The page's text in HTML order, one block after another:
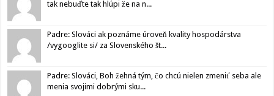
tak nebuďte tak hlúpi že na n...
Padre: Slováci ak poznáme úroveň kvality hospodárstva
/vygooglite si/ za Slovenského št...
Padre: Slováci, Boh žehná tým, čo chcú nielen zmeniť seba ale
menia svojimi dobrými sku...